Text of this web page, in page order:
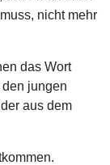
nicht mehr
das Wort
jungen
aus dem